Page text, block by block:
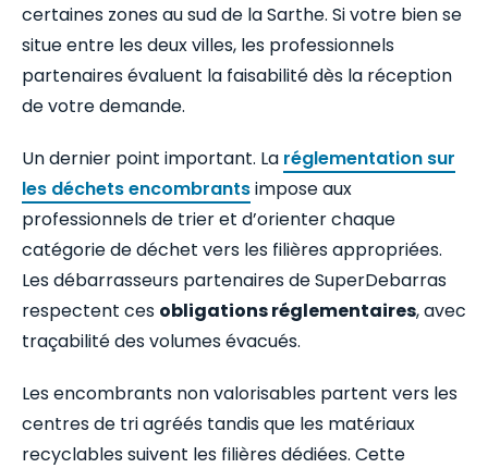
certaines zones au sud de la Sarthe. Si votre bien se
situe entre les deux villes, les professionnels
partenaires évaluent la faisabilité dès la réception
de votre demande.
Un dernier point important. La réglementation sur
les déchets encombrantsimpose aux
professionnels de trier et d’orienter chaque
catégorie de déchet vers les filières appropriées.
Les débarrasseurs partenaires de SuperDebarras
respectent ces obligations réglementaires, avec
traçabilité des volumes évacués.
Les encombrants non valorisables partent vers les
centres de tri agréés tandis que les matériaux
recyclables suivent les filières dédiées. Cette